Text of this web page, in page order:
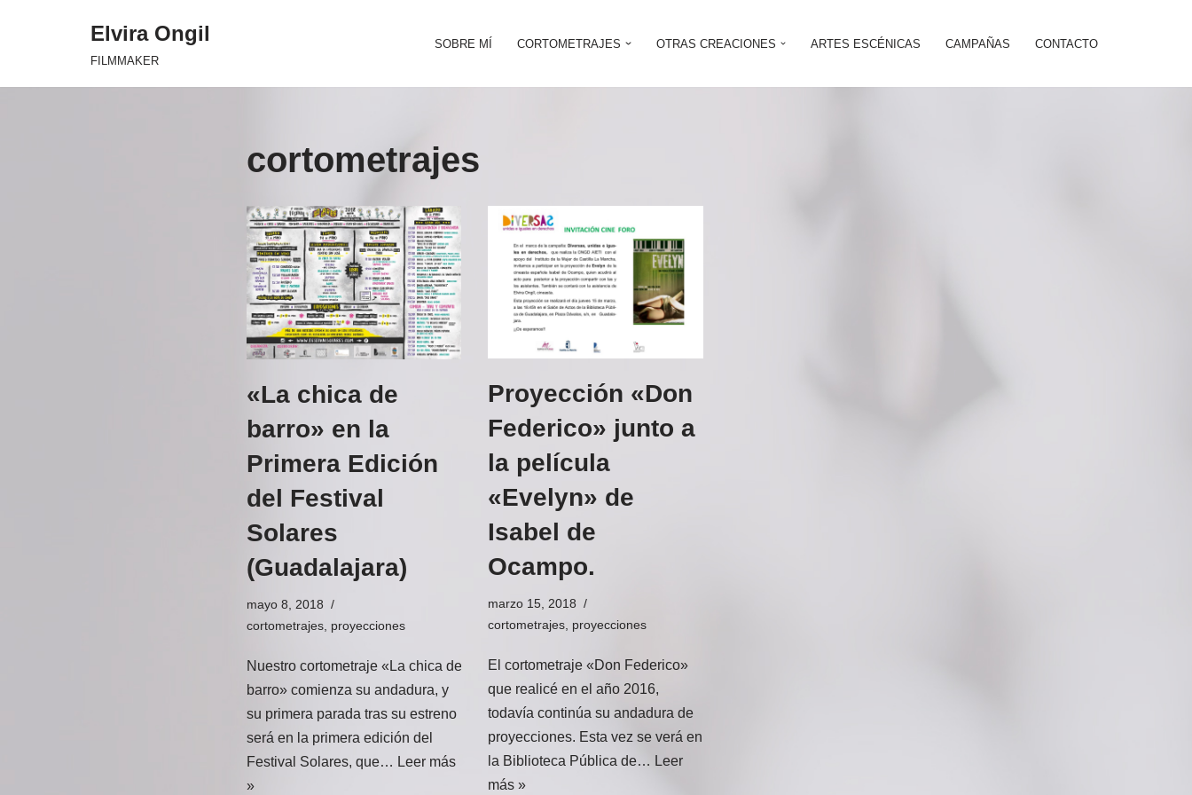
Elvira Ongil
FILMMAKER
SOBRE MÍ CORTOMETRAJES OTRAS CREACIONES ARTES ESCÉNICAS CAMPAÑAS CONTACTO
cortometrajes
«La chica de
barro» en la
Primera Edición
del Festival
Solares
(Guadalajara)
mayo 8, 2018
cortometrajes, proyecciones
Nuestro cortometraje «La chica de
barro» comienza su andadura, y
su primera parada tras su estreno
será en la primera edición del
Festival Solares, que… Leer más
»
Proyección «Don
Federico» junto a
la película
«Evelyn» de
Isabel de
Ocampo.
marzo 15, 2018
cortometrajes proyecciones
El cortometraje «Don Federico»
que realicé en el año 2016,
todavía continúa su andadura de
proyecciones. Esta vez se verá en
la Biblioteca Pública de… Leer
más »